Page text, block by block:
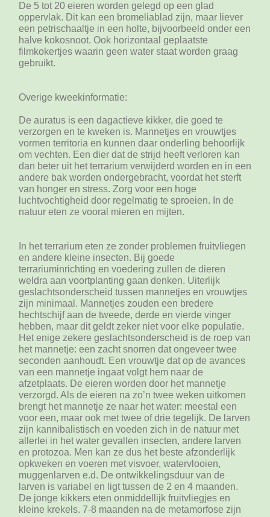
De 5 tot 20 eieren worden gelegd op een glad
oppervlak. Dit kan een bromeliablad zijn, maar liever
een petrischaaltje in een holte, bijvoorbeeld onder een
halve kokosnoot. Ook horizontaal geplaatste
filmkokertjes waarin geen water staat worden graag
gebruikt.
Overige kweekinformatie:
De auratus is een dagactieve kikker, die goed te
verzorgen en te kweken is. Mannetjes en vrouwtjes
vormen territoria en kunnen daar onderling behoorlijk
om vechten. Een dier dat de strijd heeft verloren kan
dan beter uit het terrarium verwijderd worden en in een
andere bak worden ondergebracht, voordat het sterft
van honger en stress. Zorg voor een hoge
luchtvochtigheid door regelmatig te sproeien. In de
natuur eten ze vooral mieren en mijten.
In het terrarium eten ze zonder problemen fruitvliegen
en andere kleine insecten. Bij goede
terrariuminrichting en voedering zullen de dieren
weldra aan voortplanting gaan denken. Uiterlijk
geslachtsonderscheid tussen mannetjes en vrouwtjes
zijn minimaal. Mannetjes zouden een bredere
hechtschijf aan de tweede, derde en vierde vinger
hebben, maar dit geldt zeker niet voor elke populatie.
Het enige zekere geslachtsonderscheid is de roep van
het mannetje: een zacht snorren dat ongeveer twee
seconden aanhoudt. Een vrouwtje dat op de avances
van een mannetje ingaat volgt hem naar de
afzetplaats. De eieren worden door het mannetje
verzorgd. Als de eieren na zo’n twee weken uitkomen
brengt het mannetje ze naar het water: meestal een
voor een, maar ook met twee of drie tegelijk. De larven
zijn kannibalistisch en voeden zich in de natuur met
allerlei in het water gevallen insecten, andere larven
en protozoa. Men kan ze dus het beste afzonderlijk
opkweken en voeren met visvoer, watervlooien,
muggenlarven e.d. De ontwikkelingsduur van de
larven is variabel en ligt tussen de 2 en 4 maanden.
De jonge kikkers eten onmiddellijk fruitvliegjes en
kleine krekels. 7-8 maanden na de metamorfose zijn